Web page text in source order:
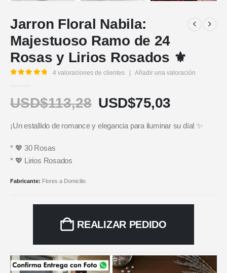
Jarron Floral Nabila:
Majestuoso Ramo de 24
Rosas y Lirios Rosados ⚜️
4 valoraciones de clientes Añadir una valoración
USD$113,28 USD$75,03
¡Un estallido de romance y elegancia para iluminar su día! ✨
* 💖 30 Rosas
* 💖 Lirios Rosados
Fabricante: Flores a Domicilio
REALIZAR PEDIDO